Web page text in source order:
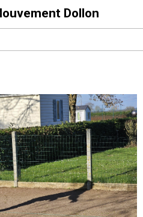
Dollon